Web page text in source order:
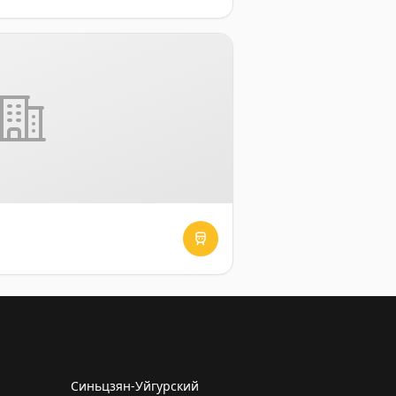
Синьцзян-Уйгурский